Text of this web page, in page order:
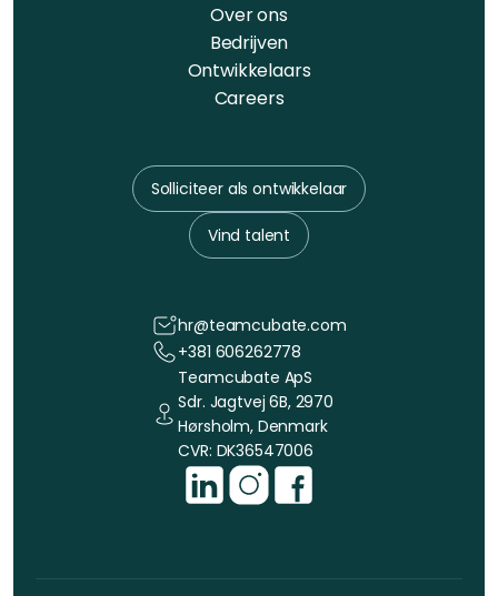
Over ons
Bedrijven
Ontwikkelaars
Careers
Solliciteer als ontwikkelaar
Vind talent
hr@teamcubate.com
+381 606262778
Teamcubate ApS
Sdr. Jagtvej 6B, 2970
Hørsholm, Denmark
CVR: DK36547006